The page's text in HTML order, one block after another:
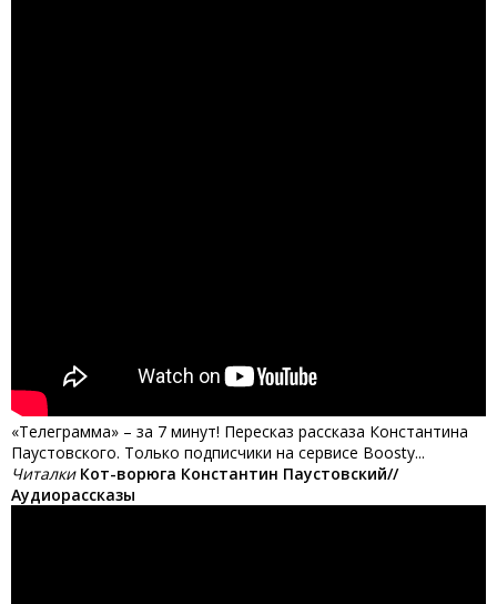
«Телеграмма» – за 7 минут! Пересказ рассказа Константина
Паустовского. Только подписчики на сервисе Boosty...
Читалки Кот-ворюга Константин Паустовский//
Аудиорассказы